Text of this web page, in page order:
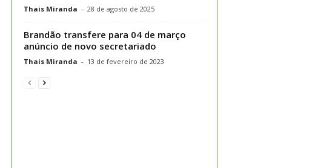
Thais Miranda - 28 de agosto de 2025
Brandão transfere para 04 de março
anúncio de novo secretariado
Thais Miranda - 13 de fevereiro de 2023